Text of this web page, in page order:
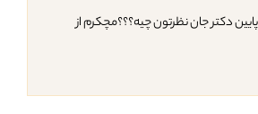
دکتر جان نظرتون چیه؟؟؟مچکرم از